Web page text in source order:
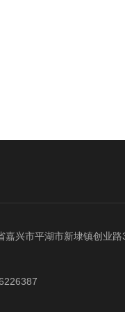
嘉兴市平湖市新埭镇创业路